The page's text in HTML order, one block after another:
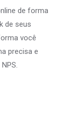
de forma
de seus
você
precisa e